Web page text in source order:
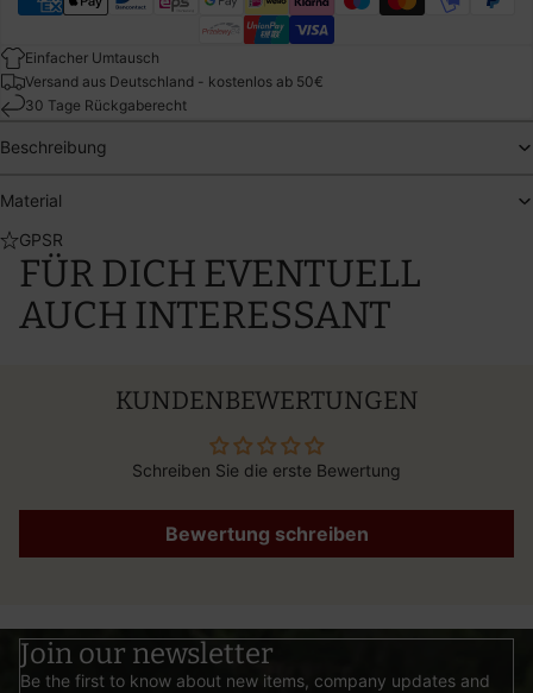
Einfacher Umtausch
Versand aus Deutschland - kostenlos ab 50€
30 Tage Rückgaberecht
Beschreibung
Material
GPSR
FÜR DICH EVENTUELL
AUCH INTERESSANT
KUNDENBEWERTUNGEN
Schreiben Sie die erste Bewertung
Bewertung schreiben
Join our newsletter
Be the first to know about new items, company updates and